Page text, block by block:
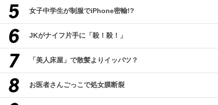
女子中学生が制服でiPhone密輸!?
JKがナイフ片手に「殺！殺！」
「美人床屋」で散髪よりイッパツ？
お医者さんごっこで処女膜断裂